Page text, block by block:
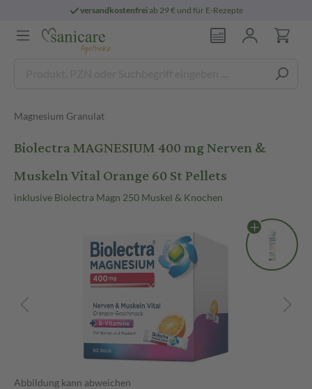
versandkostenfreiab 29 € und für E-Rezepte
Magnesium Granulat
Biolectra MAGNESIUM 400 mg Nerven &
Muskeln Vital Orange 60 St Pellets
inklusive Biolectra Magn 250 Muskel & Knochen
Abbildung kann abweichen